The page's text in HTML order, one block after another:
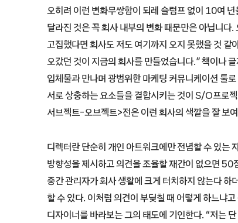
오히려 이런 변화무쌍함이 되레 슬럼프 없이 10여
달라진 것은 꼭 회사 내부의 변화 때문만은 아닙니다
고집했다면 회사도 저도 여기까지 오지 못했을 것
오갔던 것이 지금의 회사를 만들었습니다.” 책이나
입체물과 만나며 광범위한 마케팅 커뮤니케이션 툴
서로 상충하는 요소들을 결합시키는 것이 S/O프로
서브젝트-오브젝트>전은 이런 회사의 색깔을 잘 보
디렉터란 단순히 개인 아트워크에만 전념할 수 있는
방향성을 제시하고 의견을 조율할 재간이 없으면
중간 관리자가 회사 생활에 크게 터치하지 않는다
할 수 있다. 이처럼 의견이 부딪칠 때 어떻게 하느냐
디자이너를 바라보는 그의 태도에 기인한다. “저는